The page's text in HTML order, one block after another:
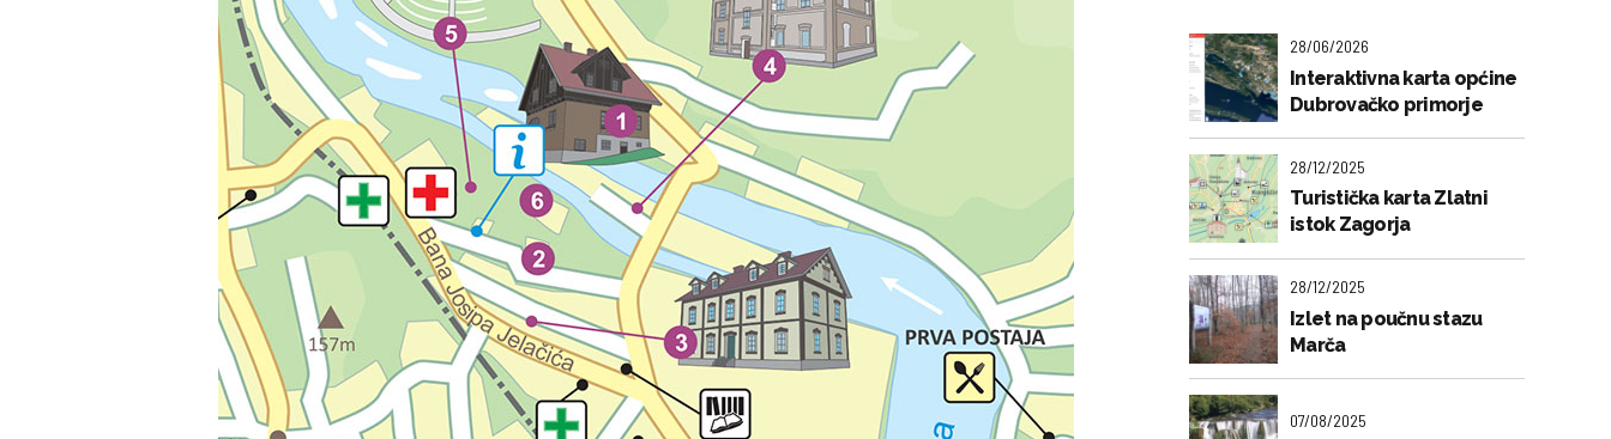
28/06/2026
Interaktivna karta općine
Dubrovačko primorje
28/12/2025
Turistička karta Zlatni
istok Zagorja
28/12/2025
Izlet na poučnu stazu
Marča
07/08/2025